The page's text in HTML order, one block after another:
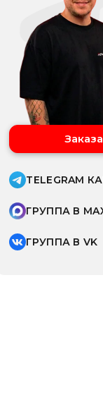
TELEGRAM
ГРУППА В
ГРУППА В VK